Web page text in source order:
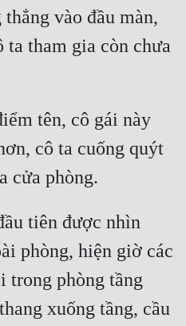
vào đầu màn,
ta tham gia còn chưa
tên, cô gái này
cô ta cuống quýt
tiên được nhìn
phòng, hiện giờ các
trong phòng tầng
xuống tầng, cầu